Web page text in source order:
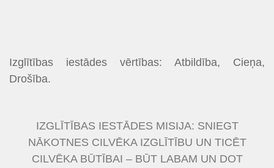
Izglītības iestādes vērtības: Atbildība, Cieņa,
Drošība.
IZGLĪTĪBAS IESTĀDES MISIJA: SNIEGT
NĀKOTNES CILVĒKA IZGLĪTĪBU UN TICĒT
CILVĒKA BŪTĪBAI – BŪT LABAM UN DOT